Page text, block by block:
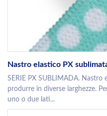
Nastro elastico PX
SERIE PX SUBLIMADA. Nastro
produrre in diverse larghezze.
uno o due lati...